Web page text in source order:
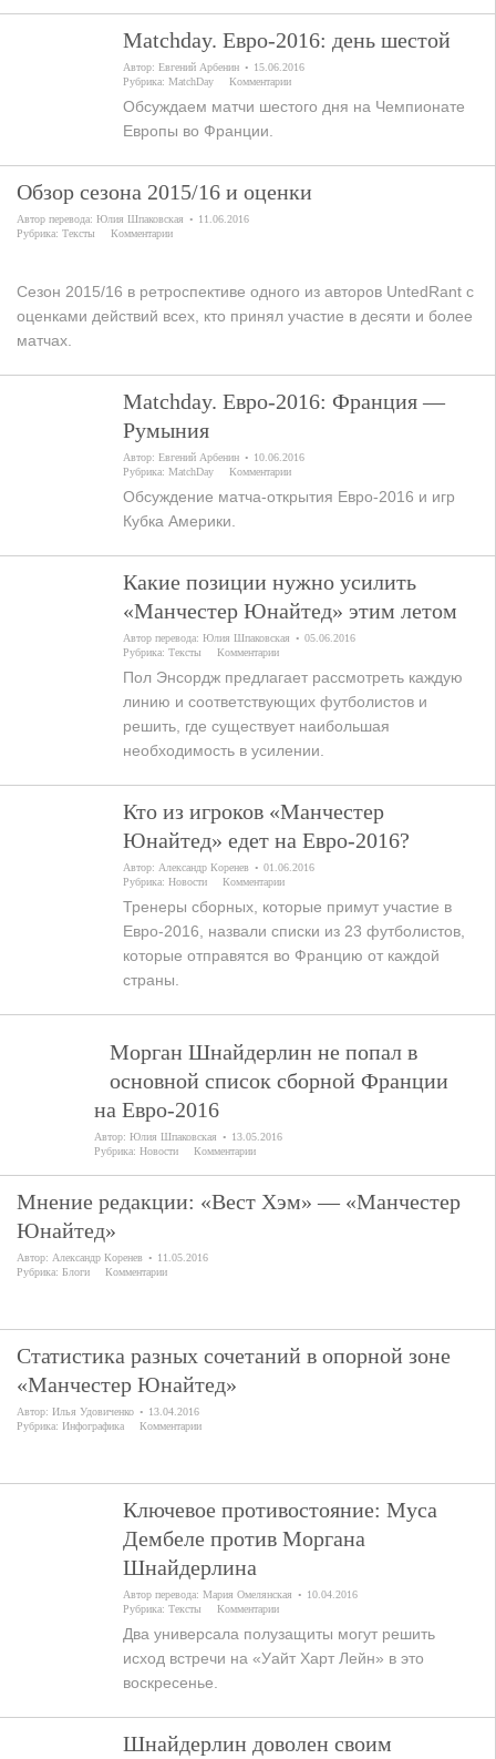
Matchday. Евро-2016: день шестой
Автор:Евгений Арбенин
15.06.2016
Рубрика:MatchDay Комментарии
Обсуждаем матчи шестого дня на Чемпионате
Европы во Франции.
Обзор сезона 2015/16 и оценки
Автор перевода: Юлия Шпаковская
11.06.2016
Рубрика: Тексты Комментарии
Сезон 2015/16 в ретроспективе одного из авторов UntedRant с
оценками действий всех, кто принял участие в десяти и более
матчах.
Matchday. Евро-2016: Франция —
Румыния
Автор:Евгений Арбенин
10.06.2016
Рубрика:MatchDay Комментарии
Обсуждение матча-открытия Евро-2016 и игр
Кубка Америки.
Какие позиции нужно усилить
«Манчестер Юнайтед» этим летом
Автор перевода:Юлия Шпаковская
05.06.2016
Рубрика:Тексты Комментарии
Пол Энсордж предлагает рассмотреть каждую
линию и соответствующих футболистов и
решить, где существует наибольшая
необходимость в усилении.
Кто из игроков «Манчестер
Юнайтед» едет на Евро-2016?
Автор: Александр Коренев
01.06.2016
Рубрика:Новости Комментарии
Тренеры сборных, которые примут участие в
Евро-2016, назвали списки из 23 футболистов,
которые отправятся во Францию от каждой
страны.
Морган Шнайдерлин не попал в
основной список сборной Франции
на Евро-2016
Автор: Юлия Шпаковская
13.05.2016
Рубрика: Новости Комментарии
Мнение редакции: «Вест Хэм» — «Манчестер
Юнайтед»
Автор: Александр Коренев
11.05.2016
Рубрика: Блоги Комментарии
Статистика разных сочетаний в опорной зоне
«Манчестер Юнайтед»
Автор: Илья Удовиченко
13.04.2016
Рубрика: Инфографика Комментарии
Ключевое противостояние: Муса
Дембеле против Моргана
Шнайдерлина
Автор перевода:Мария Омелянская
10.04.2016
Рубрика:Тексты Комментарии
Два универсала полузащиты могут решить
исход встречи на «Уайт Харт Лейн» в это
воскресенье.
Шнайдерлин доволен своим